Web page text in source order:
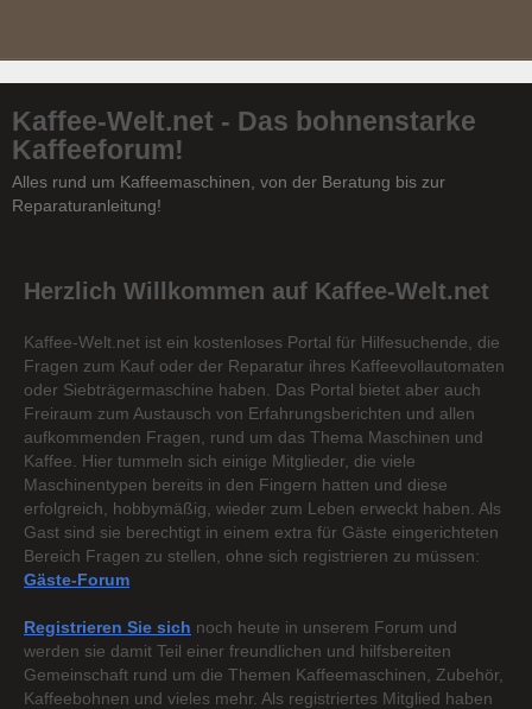
Kaffee-Welt.net - Das bohnenstarke
Kaffeeforum!
Alles rund um Kaffeemaschinen, von der Beratung bis zur
Reparaturanleitung!
Herzlich Willkommen auf Kaffee-Welt.net
Kaffee-Welt.net ist ein kostenloses Portal für Hilfesuchende, die
Fragen zum Kauf oder der Reparatur ihres Kaffeevollautomaten
oder Siebträgermaschine haben. Das Portal bietet aber auch
Freiraum zum Austausch von Erfahrungsberichten und allen
aufkommenden Fragen, rund um das Thema Maschinen und
Kaffee. Hier tummeln sich einige Mitglieder, die viele
Maschinentypen bereits in den Fingern hatten und diese
erfolgreich, hobbymäßig, wieder zum Leben erweckt haben. Als
Gast sind sie berechtigt in einem extra für Gäste eingerichteten
Bereich Fragen zu stellen, ohne sich registrieren zu müssen:
Gäste-Forum
Registrieren Sie sich noch heute in unserem Forum und
werden sie damit Teil einer freundlichen und hilfsbereiten
Gemeinschaft rund um die Themen Kaffeemaschinen, Zubehör,
Kaffeebohnen und vieles mehr. Als registriertes Mitglied haben